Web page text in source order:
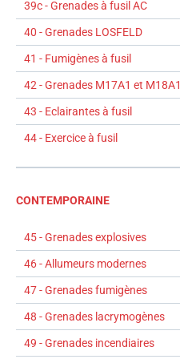
39c - Grenades à fusil AC
40 - Grenades LOSFELD
41 - Fumigènes à fusil
42 - Grenades M17A1 et M18A1
43 - Eclairantes à fusil
44 - Exercice à fusil
CONTEMPORAINE
45 - Grenades explosives
46 - Allumeurs modernes
47 - Grenades fumigènes
48 - Grenades lacrymogènes
49 - Grenades incendiaires